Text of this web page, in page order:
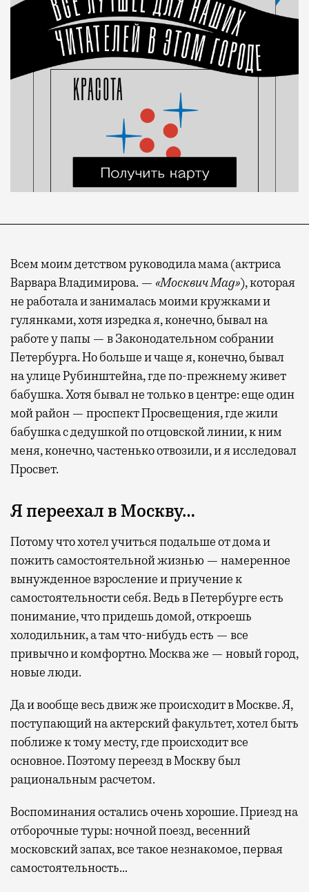
Всем моим детством руководила мама (актриса
Варвара Владимирова. — «Москвич Mag»), которая
не работала и занималась моими кружками и
гулянками, хотя изредка я, конечно, бывал на
работе у папы — в Законодательном собрании
Петербурга. Но больше и чаще я, конечно, бывал
на улице Рубинштейна, где по-прежнему живет
бабушка. Хотя бывал не только в центре: еще один
мой район — проспект Просвещения, где жили
бабушка с дедушкой по отцовской линии, к ним
меня, конечно, частенько отвозили, и я исследовал
Просвет.
Я переехал в Москву…
Потому что хотел учиться подальше от дома и
пожить самостоятельной жизнью — намеренное
вынужденное взросление и приучение к
самостоятельности себя. Ведь в Петербурге есть
понимание, что придешь домой, откроешь
холодильник, а там что-нибудь есть — все
привычно и комфортно. Москва же — новый город,
новые люди.
Да и вообще весь движ же происходит в Москве. Я,
поступающий на актерский факультет, хотел быть
поближе к тому месту, где происходит все
основное. Поэтому переезд в Москву был
рациональным расчетом.
Воспоминания остались очень хорошие. Приезд на
отборочные туры: ночной поезд, весенний
московский запах, все такое незнакомое, первая
самостоятельность…